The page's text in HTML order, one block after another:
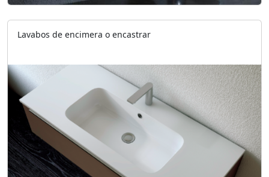
Lavabos de encimera o encastrar